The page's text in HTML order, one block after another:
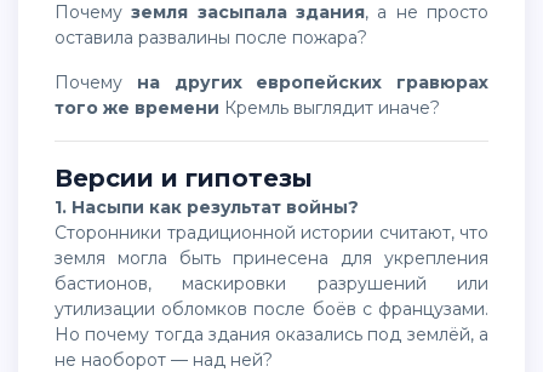
Почемуземля засыпала здания, а не просто
оставила развалины после пожара?
Почему на других европейских гравюрах
того же времени Кремль выглядит иначе?
Версии и гипотезы
1. Насыпи как результат войны?
Сторонники традиционной истории считают, что
земля могла быть принесена для укрепления
бастионов, маскировки разрушений или
утилизации обломков после боёв с французами.
Но почему тогда здания оказались под землёй, а
не наоборот — над ней?